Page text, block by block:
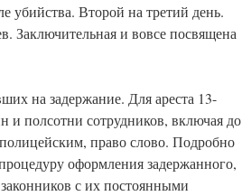
убийства. Второй на третий день.
Заключительная и вовсе посвящена
на задержание. Для ареста 13-
и полсотни сотрудников, включая до
право слово. Подробно
оформления задержанного,
с их постоянными